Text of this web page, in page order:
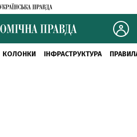
КОЛОНКИ ІНФРАСТРУКТУРА